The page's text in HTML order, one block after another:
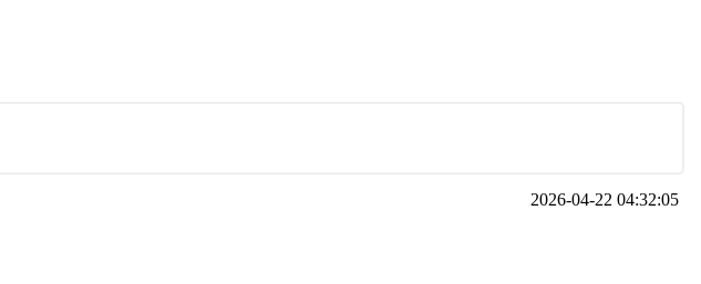
2026-04-22 04:32:05